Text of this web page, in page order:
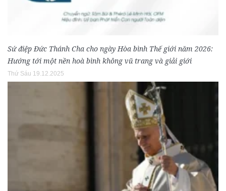
Sứ điệp Đức Thánh Cha cho ngày Hòa bình Thế giới năm 2026:
Hướng tới một nền hoà bình không vũ trang và giải giới
Thứ Sáu 19.12.2025